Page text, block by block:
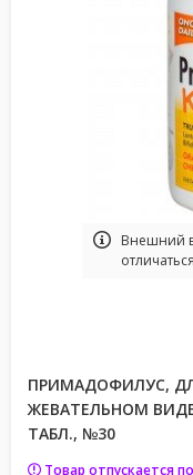
Bнешний
ПРИМАДОФИЛУС,
ЖЕВАТЕЛЬНОМ
ТАБЛ., №30
Товар отпускается